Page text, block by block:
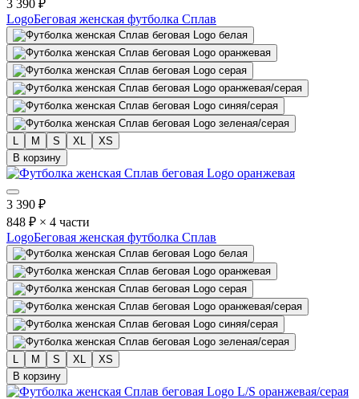
3 390 ₽
LogoБеговая женская футболка Сплав
L M S XL
XS
В корзину
3 390 ₽
848 ₽ × 4 части
LogoБеговая женская футболка Сплав
L M S XL
XS
В корзину